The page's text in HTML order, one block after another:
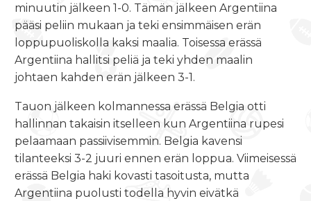
minuutin jälkeen 1-0. Tämän jälkeen Argentiina
pääsi peliin mukaan ja teki ensimmäisen erän
loppupuoliskolla kaksi maalia. Toisessa erässä
Argentiina hallitsi peliä ja teki yhden maalin
johtaen kahden erän jälkeen 3-1.
Tauon jälkeen kolmannessa erässä Belgia otti
hallinnan takaisin itselleen kun Argentiina rupesi
pelaamaan passiivisemmin. Belgia kavensi
tilanteeksi 3-2 juuri ennen erän loppua. Viimeisessä
erässä Belgia haki kovasti tasoitusta, mutta
Argentiina puolusti todella hyvin eivätkä